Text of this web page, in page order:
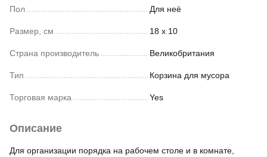
Пол Для неё
Размер, см 18 х 10
Страна производитель Великобритания
Тип Корзина для мусора
Торговая марка Yes
Описание
Для организации порядка на рабочем столе и в комнате,